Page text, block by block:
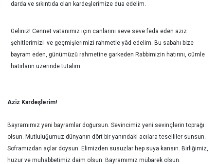
darda ve sıkıntıda olan kardeşlerimize dua edelim.
Geliniz! Cennet vatanımız için canlarını seve seve feda eden aziz
şehitlerimizi ve geçmişlerimizi rahmetle yâd edelim. Bu sabahı bize
bayram eden, günümüzü rahmetine garkeden Rabbimizin hatırını, cümle
hatırların üzerinde tutalım.
Aziz Kardeşlerim!
Bayramımız yeni bayramlar doğursun. Sevincimiz yeni sevinçlerin toprağı
olsun. Mutluluğumuz dünyanın dört bir yanındaki acılara teselliler sunsun.
Soframızdan açlar doysun. Elimizden susuzlar hep suya kansın. Birliğimiz,
huzur ve muhabbetimiz daim olsun. Bayramımız mübarek olsun.